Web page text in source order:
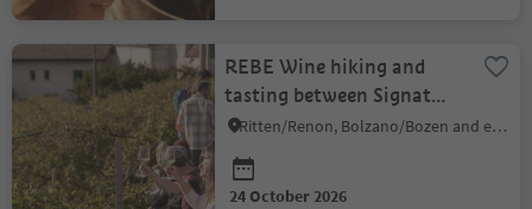
REBE Wine hiking and
tasting between Signat
and Rentsch
Ritten/Renon, Bolzano/Bozen and environs
24 October 2026